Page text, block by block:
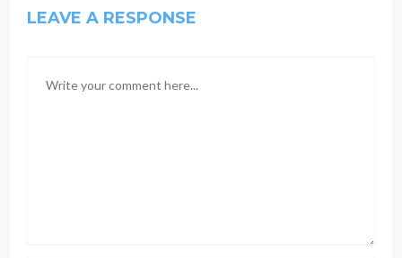
LEAVE A RESPONSE